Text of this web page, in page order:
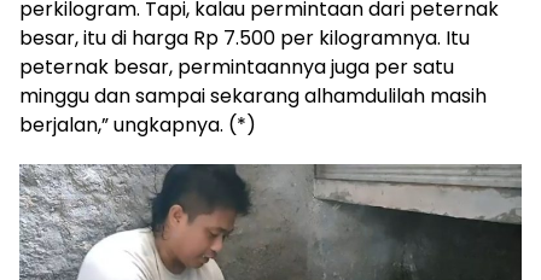
perkilogram. Tapi, kalau permintaan dari peternak
besar, itu di harga Rp 7.500 per kilogramnya. Itu
peternak besar, permintaannya juga per satu
minggu dan sampai sekarang alhamdulilah masih
berjalan,” ungkapnya. (*)